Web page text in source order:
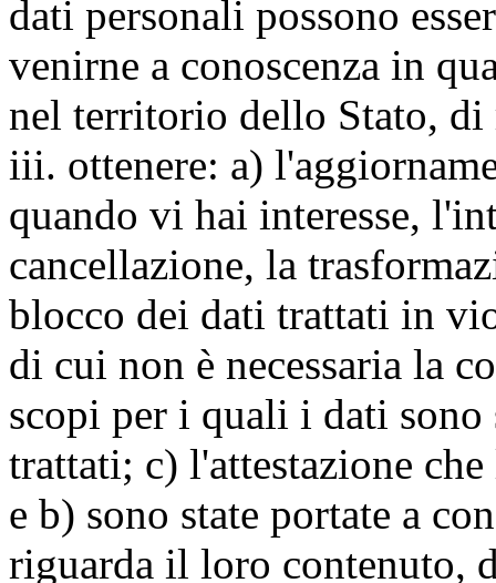
dati personali possono
venirne a conoscenza in
nel territorio dello Stato,
iii. ottenere: a)
quando vi hai interesse,
cancellazione, la
blocco dei dati trattati in
di cui non è necessaria la
scopi per i quali i dati sono
trattati; c) l'attestazione
e b) sono state portate a
riguarda il loro contenuto,